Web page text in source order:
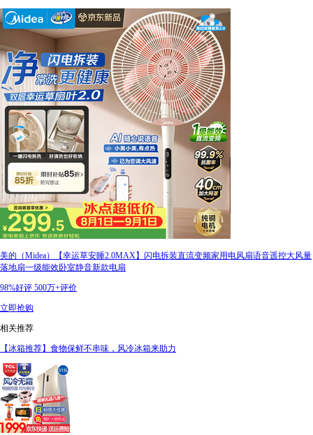
美的（Midea）【幸运草安睡2.0MAX】闪电拆装直流变频家用电风扇语音遥控大风量
落地扇一级能效卧室静音新款电扇
98%好评 500万+评价
立即抢购
相关推荐
【冰箱推荐】食物保鲜不串味，风冷冰箱来助力